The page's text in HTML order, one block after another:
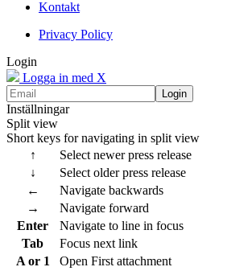
Kontakt
Privacy Policy
Login
Logga in med X
Login
Inställningar
Split view
Short keys for navigating in split view
↑
Select newer press release
↓
Select older press release
←
Navigate backwards
→
Navigate forward
Enter
Navigate to line in focus
Tab
Focus next link
A or 1
Open First attachment